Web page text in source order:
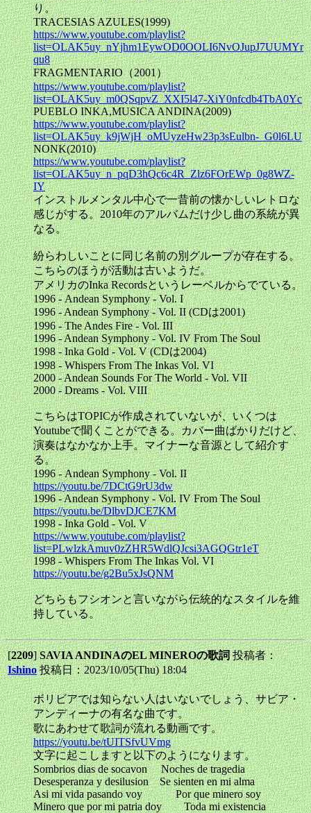
り。
TRACESIAS AZULES(1999)
https://www.youtube.com/playlist?
list=OLAK5uy_nYjhm1EywOD0OOLI6NvOJupJ7UUMYr
qu8
FRAGMENTARIO（2001）
https://www.youtube.com/playlist?
list=OLAK5uy_m0QSqpvZ_XXI5l47-XiY0nfcdb4TbA0Yc
PUEBLO INKA,MUSICA ANDINA(2009)
https://www.youtube.com/playlist?
list=OLAK5uy_k9jWjH_oMUyzeHw23p3sEulbn-_G0l6LU
NONK(2010)
https://www.youtube.com/playlist?
list=OLAK5uy_n_pqD3hQc6c4R_Zlz6FOrEWp_0g8WZ-
IY
インストルメンタル中心で一昔前の懐かしいレトロな
感じがする。2010年のアルバムだけ少し曲の系統が異
なる。
紛らわしいことに同じ名前の別グループが存在する。
こちらのほうが活動は古いようだ。
アメリカのInka Recordsというレーベルからでている。
1996 - Andean Symphony - Vol. I
1996 - Andean Symphony - Vol. II (CDは2001)
1996 - The Andes Fire - Vol. III
1996 - Andean Symphony - Vol. IV From The Soul
1998 - Inka Gold - Vol. V (CDは2004)
1998 - Whispers From The Inkas Vol. VI
2000 - Andean Sounds For The World - Vol. VII
2000 - Dreams - Vol. VIII
こちらはTOPICが作成されていないが、いくつは
Youtubeで聞くことができる。カバー曲ばかりだけど、
演奏はなかなか上手。マイナーな音源として紹介す
る。
1996 - Andean Symphony - Vol. II
https://youtu.be/7DCtG9rU3dw
1996 - Andean Symphony - Vol. IV From The Soul
https://youtu.be/DlbvDJCE7KM
1998 - Inka Gold - Vol. V
https://www.youtube.com/playlist?
list=PLwlzkAmuv0zZHR5WdlQJcsi3AGQGtr1eT
1998 - Whispers From The Inkas Vol. VI
https://youtu.be/g2Bu5xJsQNM
どちらもフシオンと言いながら伝統的なスタイルを維
持している。
[2209]SAVIA ANDINAのEL MINEROの歌詞投稿者：
Ishino 投稿日：2023/10/05(Thu) 18:04
ボリビアでは知らない人はいないでしょう、サビア・
アンディーナの有名な曲です。
歌にあわせて歌詞が流れる動画です。
https://youtu.be/tUITSfvUVmg
文字に起こしますと以下のようになります。
Sombrios dias de socavon Noches de tragedia
Desesperanza y desilusion Se sienten en mi alma
Asi mi vida pasando voy Por que minero soy
Minero que por mi patria doy Toda mi existencia